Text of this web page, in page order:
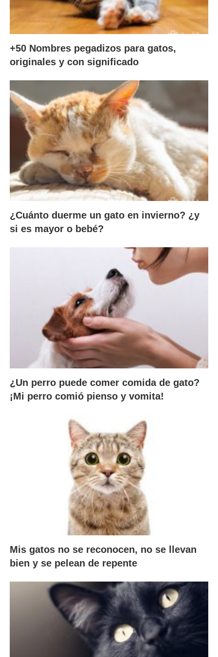
+50 Nombres pegadizos para gatos,
originales y con significado
¿Cuánto duerme un gato en invierno? ¿y
si es mayor o bebé?
¿Un perro puede comer comida de gato?
¡Mi perro comió pienso y vomita!
Mis gatos no se reconocen, no se llevan
bien y se pelean de repente